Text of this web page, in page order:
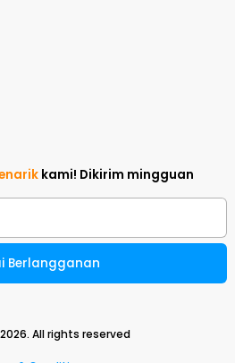
kami! Dikirim mingguan
Berlangganan
2026. All rights reserved